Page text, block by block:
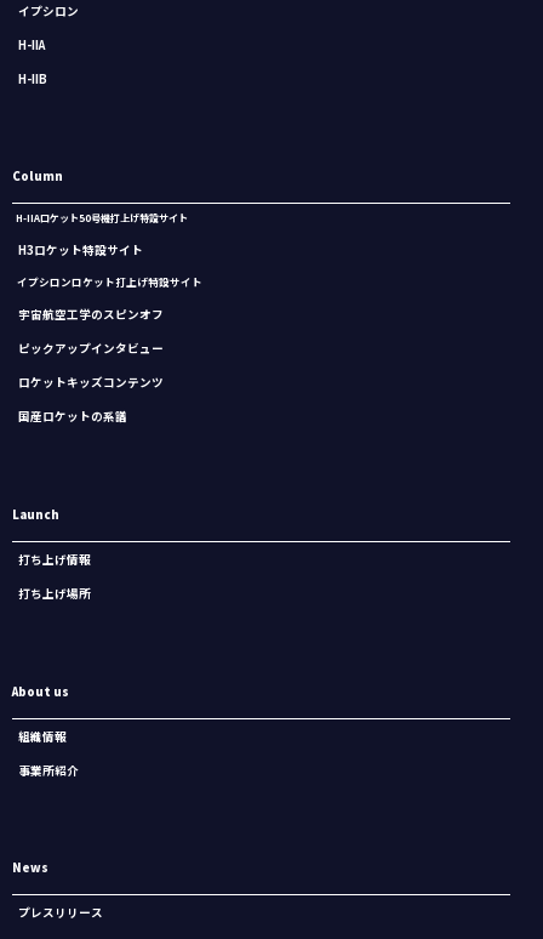
イプシロン
H-IIA
H-IIB
Column
H-IIAロケット50号機打上げ特設サイト
H3ロケット特設サイト
イプシロンロケット打上げ特設サイト
宇宙航空工学のスピンオフ
ピックアップインタビュー
ロケットキッズコンテンツ
国産ロケットの系譜
Launch
打ち上げ情報
打ち上げ場所
About us
組織情報
事業所紹介
News
プレスリリース